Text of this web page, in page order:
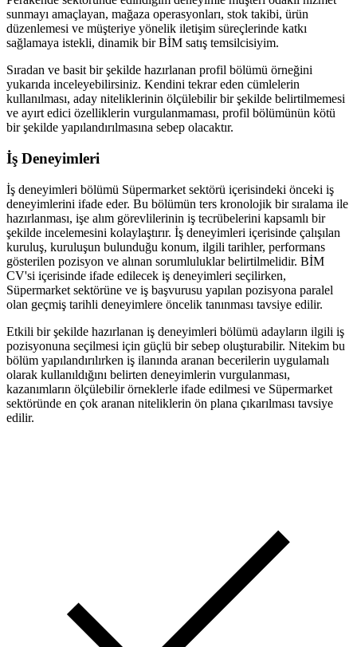
sunmayı amaçlayan, mağaza operasyonları, stok takibi, ürün
düzenlemesi ve müşteriye yönelik iletişim süreçlerinde katkı
sağlamaya istekli, dinamik bir BİM satış temsilcisiyim.
Sıradan ve basit bir şekilde hazırlanan profil bölümü örneğini
yukarıda inceleyebilirsiniz. Kendini tekrar eden cümlelerin
kullanılması, aday niteliklerinin ölçülebilir bir şekilde belirtilmemesi
ve ayırt edici özelliklerin vurgulanmaması, profil bölümünün kötü
bir şekilde yapılandırılmasına sebep olacaktır.
İş Deneyimleri
İş deneyimleri bölümü Süpermarket sektörü içerisindeki önceki iş
deneyimlerini ifade eder. Bu bölümün ters kronolojik bir sıralama ile
hazırlanması, işe alım görevlilerinin iş tecrübelerini kapsamlı bir
şekilde incelemesini kolaylaştırır. İş deneyimleri içerisinde çalışılan
kuruluş, kuruluşun bulunduğu konum, ilgili tarihler, performans
gösterilen pozisyon ve alınan sorumluluklar belirtilmelidir. BİM
CV'si içerisinde ifade edilecek iş deneyimleri seçilirken,
Süpermarket sektörüne ve iş başvurusu yapılan pozisyona paralel
olan geçmiş tarihli deneyimlere öncelik tanınması tavsiye edilir.
Etkili bir şekilde hazırlanan iş deneyimleri bölümü adayların ilgili iş
pozisyonuna seçilmesi için güçlü bir sebep oluşturabilir. Nitekim bu
bölüm yapılandırılırken iş ilanında aranan becerilerin uygulamalı
olarak kullanıldığını belirten deneyimlerin vurgulanması,
kazanımların ölçülebilir örneklerle ifade edilmesi ve Süpermarket
sektöründe en çok aranan niteliklerin ön plana çıkarılması tavsiye
edilir.